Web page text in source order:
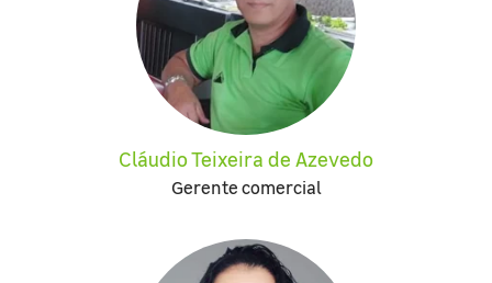
Cláudio Teixeira de Azevedo
Gerente comercial